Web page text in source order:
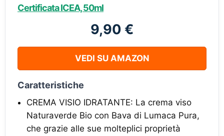
Certificata ICEA, 50ml
9,90 €
VEDI SU AMAZON
Caratteristiche
CREMA VISIO IDRATANTE: La crema viso
Naturaverde Bio con Bava di Lumaca Pura,
che grazie alle sue molteplici proprietà